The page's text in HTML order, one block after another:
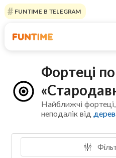
FUNTIME В TELEGRAM
Фортеці
Найближчі
неподалік від